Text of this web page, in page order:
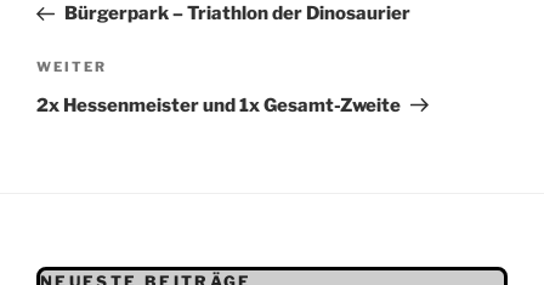
Beitrag
Bürgerpark – Triathlon der Dinosaurier
Nächster
Beitrag
WEITER
2x Hessenmeister und 1x Gesamt-Zweite
NEUESTE BEITRÄGE